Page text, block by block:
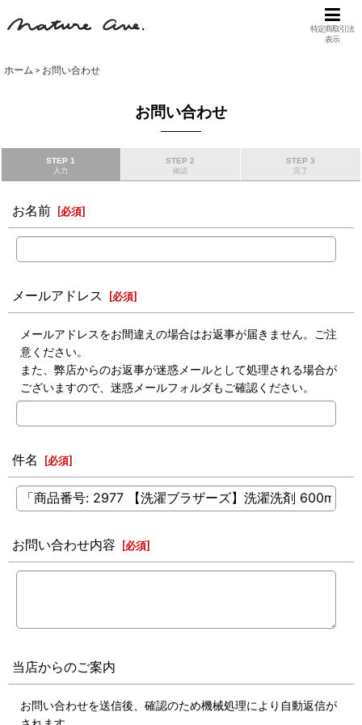
特定商取引法
表示
ホーム > お問い合わせ
お問い合わせ
STEP 1
入力
STEP 2
確認
STEP 3
完了
お名前 [必須]
メールアドレス [必須]
メールアドレスをお間違えの場合はお返事が届きません。ご注
意ください。
また、弊店からのお返事が迷惑メールとして処理される場合が
ございますので、迷惑メールフォルダもご確認ください。
件名 [必須]
お問い合わせ内容 [必須]
当店からのご案内
お問い合わせを送信後、確認のため機械処理により自動返信が